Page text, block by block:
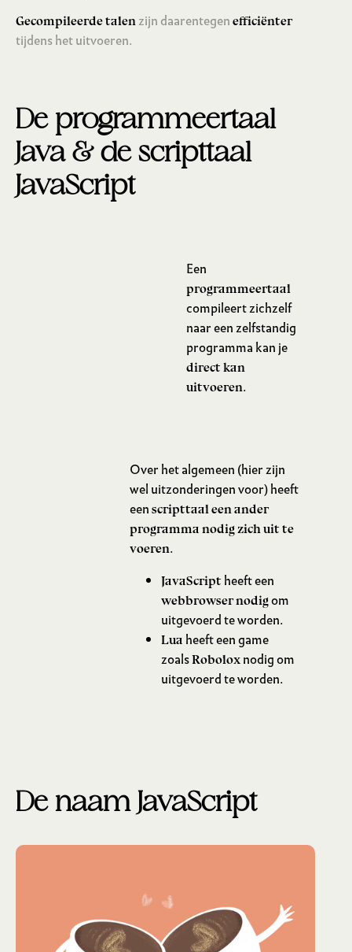
Gecompileerde talen zijn daarentegen efficiënter
tijdens het uitvoeren.
De programmeertaal
Java & de scripttaal
JavaScript
Een
programmeertaal
compileert zichzelf
naar een zelfstandig
programma kan je
direct kan
uitvoeren.
Over het algemeen (hier zijn
wel uitzonderingen voor) heeft
een scripttaal een ander
programma nodig zich uit te
voeren.
JavaScript heeft een
webbrowser nodigom
uitgevoerd te worden.
Lua heeft een game
zoalsRobolox nodig om
uitgevoerd te worden.
De naam JavaScript